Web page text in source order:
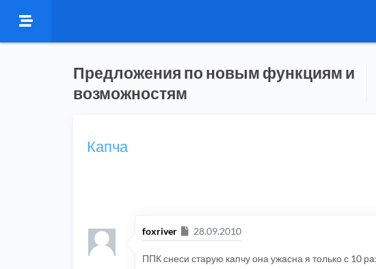
Предложения по новым функциям и
возможностям
Капча
foxriver Сообщение
28.09.2010
ППК снеси старую капчу она ужасна я только с 10